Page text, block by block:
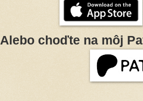
Alebo choďte na môj